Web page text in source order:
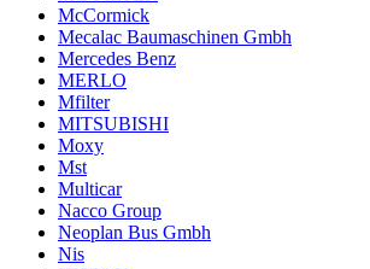
McCormick
Mecalac Baumaschinen Gmbh
Mercedes Benz
MERLO
Mfilter
MITSUBISHI
Moxy
Mst
Multicar
Nacco Group
Neoplan Bus Gmbh
Nis